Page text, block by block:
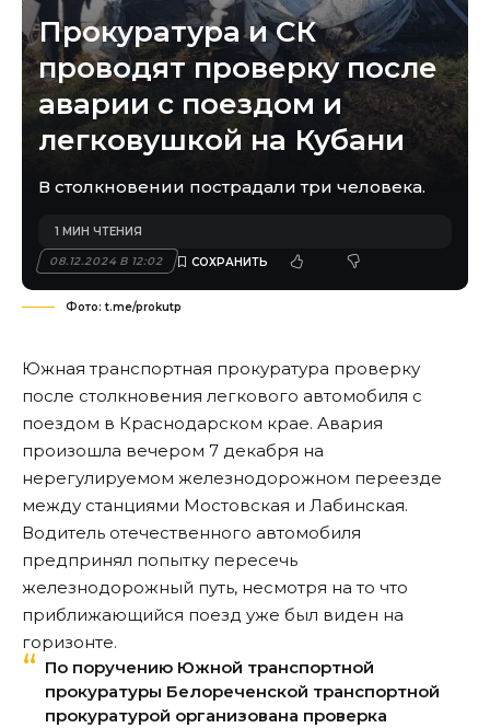
Прокуратура и СК
проводят проверку после
аварии с поездом и
легковушкой на Кубани
В столкновении пострадали три человека.
08.12.2024 В 12:02
1 МИН ЧТЕНИЯ
Фото: t.me/prokutp
Южная транспортная прокуратура проверку
после столкновения легкового автомобиля с
поездом в Краснодарском крае. Авария
произошла вечером 7 декабря на
нерегулируемом железнодорожном переезде
между станциями Мостовская и Лабинская.
Водитель отечественного автомобиля
предпринял попытку пересечь
железнодорожный путь, несмотря на то что
приближающийся поезд уже был виден на
горизонте.
По поручению Южной транспортной
прокуратуры Белореченской транспортной
прокуратурой организована проверка